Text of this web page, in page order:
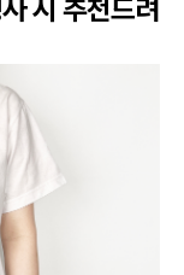
시 추천드려